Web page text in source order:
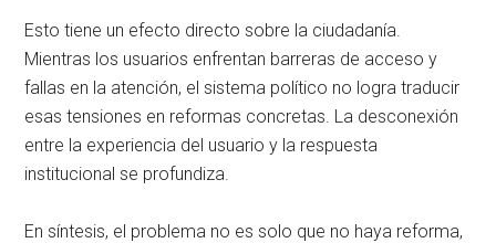
Esto tiene un efecto directo sobre la ciudadanía.
Mientras los usuarios enfrentan barreras de acceso y
fallas en la atención, el sistema político no logra traducir
esas tensiones en reformas concretas. La desconexión
entre la experiencia del usuario y la respuesta
institucional se profundiza.
En síntesis, el problema no es solo que no haya reforma,